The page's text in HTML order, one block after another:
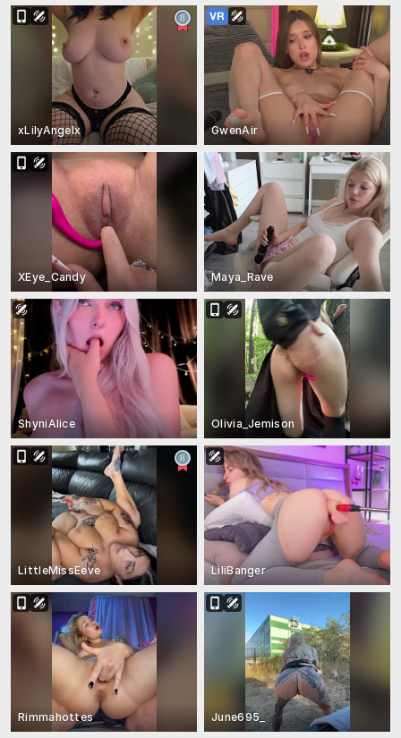
xLilyAngelx GwenAir
XEye_Candy Maya_Rave
ShyniAlice Olivia_Jemison
LittleMissEeve LiliBanger
Rimmahottes June695_